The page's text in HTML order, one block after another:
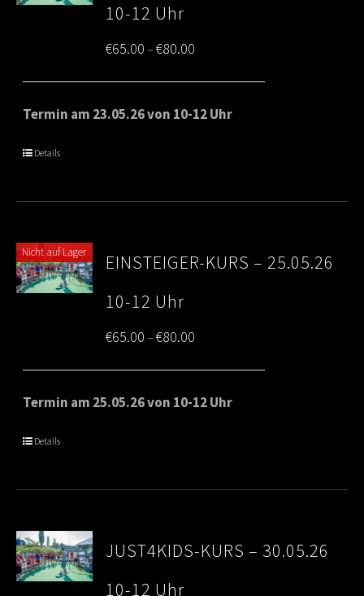
10-12 Uhr
€65.00–€80.00
range:
€65.00
Termin am 23.05.26 von 10-12 Uhr
Details
Nicht auf Lager
EINSTEIGER-KURS – 25.05.26
10-12 Uhr
€65.00–€80.00
range:
€65.00
Termin am 25.05.26 von 10-12 Uhr
Details
JUST4KIDS-KURS – 30.05.26
10-12 Uhr